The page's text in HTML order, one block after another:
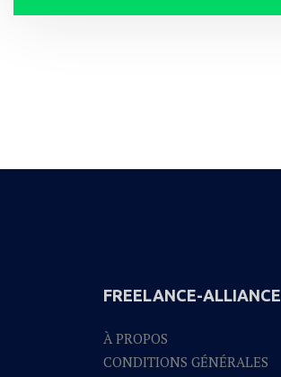
FREELANCE-ALLIANCE
À PROPOS
CONDITIONS GÉNÉRALES